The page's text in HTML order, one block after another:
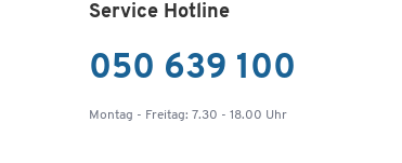
Service Hotline
050 639 100
Montag - Freitag: 7.30 - 18.00 Uhr